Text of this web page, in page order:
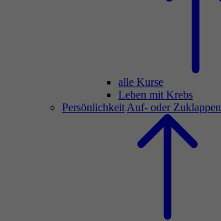
alle Kurse
Leben mit Krebs
Persönlichkeit Auf- oder Zuklappen